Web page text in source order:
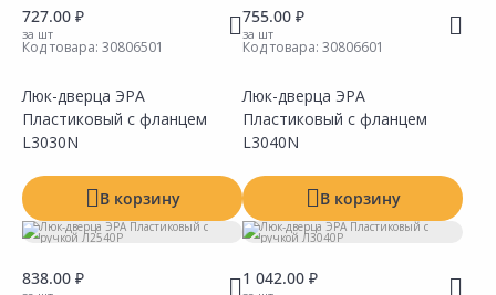
727.00 ₽
за шт
Код товара: 30806501
Люк-дверца ЭРА
Пластиковый с фланцем
L3030N
В корзину
755.00 ₽
за шт
Код товара: 30806601
Люк-дверца ЭРА
Пластиковый с фланцем
L3040N
В корзину
838.00 ₽ 1 042.00 ₽